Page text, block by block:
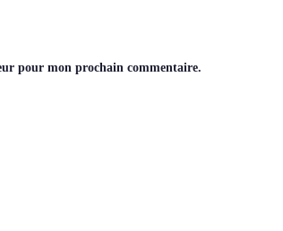
pour mon prochain commentaire.